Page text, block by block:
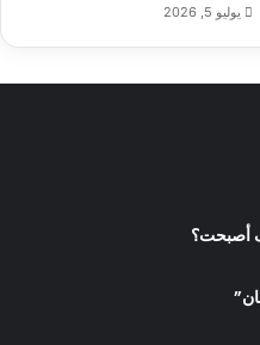
يوليو 5, 2026
أصبحت؟